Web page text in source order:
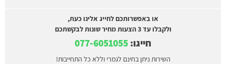
או באפשרותכם לחייג אלינו כעת,
ולקבלו עד 3 הצעות מחיר שונות לבקשתכם
חייגו:
השירות ניתן בחינם לגמרי וללא כל התחייבות!